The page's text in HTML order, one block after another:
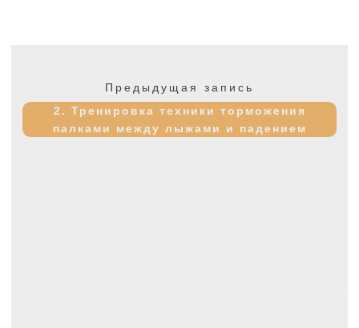
Предыдущая запись
запись:
2. Тренировка техники торможения
палками между лыжами и падением